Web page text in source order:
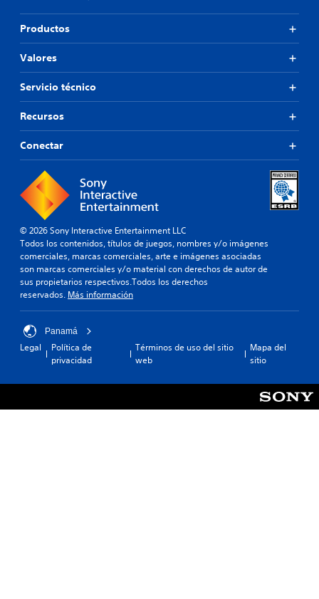
Productos
Valores
Servicio técnico
Recursos
Conectar
© 2026 Sony Interactive Entertainment LLC
Todos los contenidos, títulos de juegos, nombres y/o imágenes
comerciales, marcas comerciales, arte e imágenes asociadas
son marcas comerciales y/o material con derechos de autor de
sus propietarios respectivos.Todos los derechos
reservados. Más información
Panamá
Legal
Política de
privacidad
Términos de uso del sitio
web
Mapa del
sitio